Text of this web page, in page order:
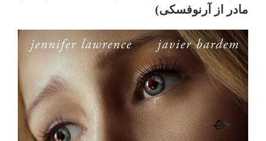
مادر از آرنوفسکی)